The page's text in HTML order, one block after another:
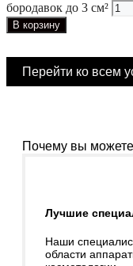
бородавок до 3 см²
В корзину
Перейти ко всем
Почему вы
Лучшие
Наши
области